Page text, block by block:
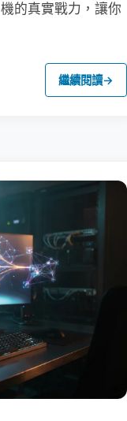
的真實戰力，讓你
繼續閱讀→